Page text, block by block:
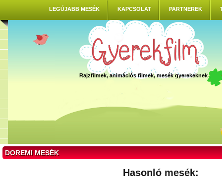
LEGÚJABB MESÉK KAPCSOLAT PARTNEREK
Rajzfilmek, animációs filmek, mesék gyerekeknek
DOREMI MESÉK
Hasonló mesék: